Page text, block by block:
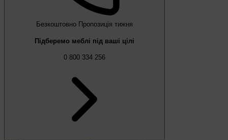
Безкоштовно Пропозиція тижня
Підберемо меблі під ваші цілі
0 800 334 256